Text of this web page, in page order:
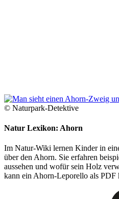
© Naturpark-Detektive
Natur Lexikon: Ahorn
Im Natur-Wiki lernen Kinder in
über den Ahorn. Sie erfahren
aussehen und wofür sein Holz
kann ein Ahorn-Leporello als PDF